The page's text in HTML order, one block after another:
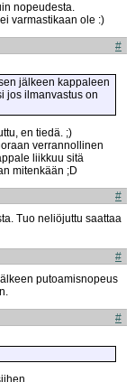
nopeudesta.
varmastikaan ole :)
#
jälkeen kappaleen
jos ilmanvastus on
en tiedä. ;)
verrannollinen
liikkuu sitä
mitenkään ;D
#
Tuo neliöjuttu saattaa
#
putoamisnopeus
#